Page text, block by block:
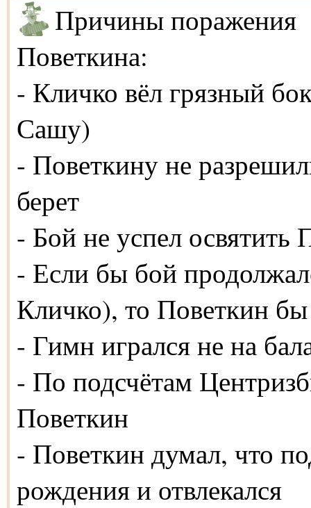
Причины поражения
Поветкина:
- Кличко вёл грязный
Сашу)
- Поветкину не
берет
- Бой не успел освятить
- Если бы бой
Кличко), то Поветкин
- Гимн игрался не на
- По подсчётам
Поветкин
- Поветкин думал, что
рождения и отвлекался